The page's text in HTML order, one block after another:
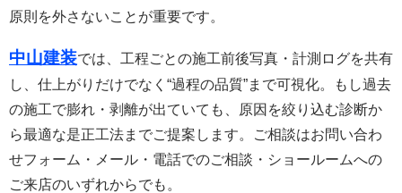
原則を外さないことが重要です。
中山建装では、工程ごとの施工前後写真・計測ログを共有
し、仕上がりだけでなく“過程の品質”まで可視化。もし過去
の施工で膨れ・剥離が出ていても、原因を絞り込む診断か
ら最適な是正工法までご提案します。ご相談はお問い合わ
せフォーム・メール・電話でのご相談・ショールームへの
ご来店のいずれからでも。